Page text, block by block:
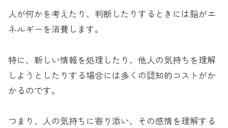
人が何かを考えたり、判断したりするときには脳がエ
ネルギーを消費します。
特に、新しい情報を処理したり、他人の気持ちを理解
しようとしたりする場合には多くの認知的コストがか
かるのです。
つまり、人の気持ちに寄り添い、その感情を理解する